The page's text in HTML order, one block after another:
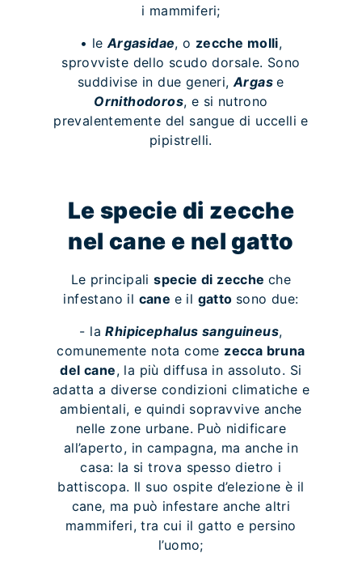
i mammiferi;
• le Argasidae, o zecche molli,
sprovviste dello scudo dorsale. Sono
suddivise in due generi,Argase
Ornithodoros, e si nutrono
prevalentemente del sangue di uccelli e
pipistrelli.
Le specie di zecche
nel cane e nel gatto
Le principalispecie di zeccheche
infestano il cane e il gatto sono due:
- laRhipicephalus sanguineus,
comunemente nota come zecca bruna
del cane, la più diffusa in assoluto. Si
adatta a diverse condizioni climatiche e
ambientali, e quindi sopravvive anche
nelle zone urbane. Può nidificare
all’aperto, in campagna, ma anche in
casa: la si trova spesso dietro i
battiscopa. Il suo ospite d’elezione è il
cane, ma può infestare anche altri
mammiferi, tra cui il gatto e persino
l’uomo;